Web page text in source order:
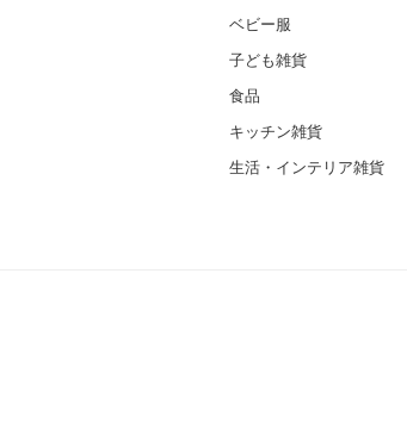
ベビー服
子ども雑貨
食品
キッチン雑貨
生活・インテリア雑貨